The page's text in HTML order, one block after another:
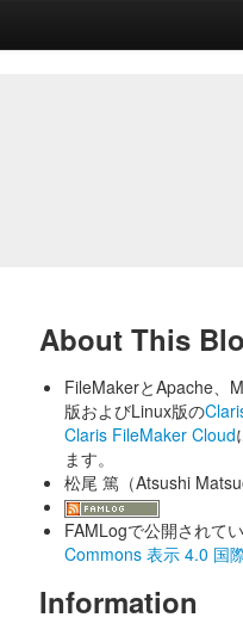
About This
FileMakerとApache、
版およびLinux版の
Claris FileMaker Cloud
ます。
松尾 篤（Atsushi
FAMLogで公開されて
Commons 表示 4.0 国
Information